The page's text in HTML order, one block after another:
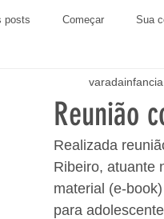
posts Começar Sua
Reunião
varadainfancia
Realizada
Ribeiro, atuante
material (e-
para